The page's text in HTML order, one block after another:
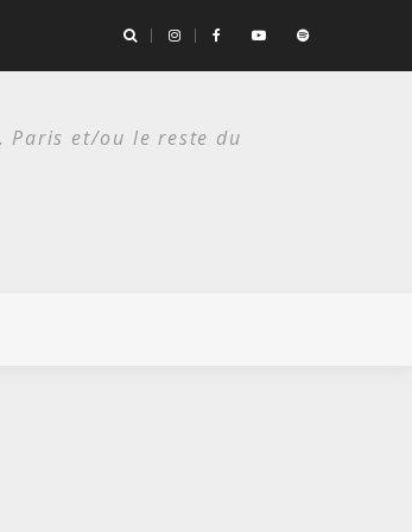
de Nîmes, Arènes romaines/ 14 juillet 2026
Paris et/ou le reste du